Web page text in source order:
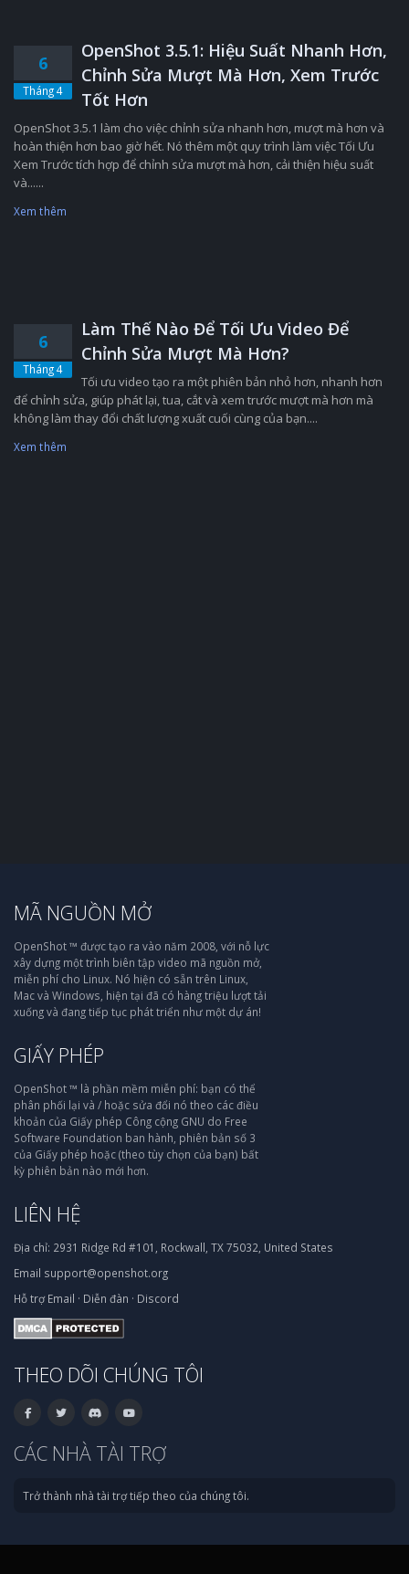
6
Tháng 4
OpenShot 3.5.1: Hiệu Suất Nhanh Hơn,
Chỉnh Sửa Mượt Mà Hơn, Xem Trước
Tốt Hơn
OpenShot 3.5.1 làm cho việc chỉnh sửa nhanh hơn, mượt mà hơn và
hoàn thiện hơn bao giờ hết. Nó thêm một quy trình làm việc Tối Ưu
Xem Trước tích hợp để chỉnh sửa mượt mà hơn, cải thiện hiệu suất
và......
Xem thêm
6
Tháng 4
Làm Thế Nào Để Tối Ưu Video Để
Chỉnh Sửa Mượt Mà Hơn?
Tối ưu video tạo ra một phiên bản nhỏ hơn, nhanh hơn
để chỉnh sửa, giúp phát lại, tua, cắt và xem trước mượt mà hơn mà
không làm thay đổi chất lượng xuất cuối cùng của bạn....
Xem thêm
MÃ NGUỒN MỞ
OpenShot ™ được tạo ra vào năm 2008, với nỗ lực
xây dựng một trình biên tập video mã nguồn mở,
miễn phí cho Linux. Nó hiện có sẵn trên Linux,
Mac và Windows, hiện tại đã có hàng triệu lượt tải
xuống và đang tiếp tục phát triển như một dự án!
GIẤY PHÉP
OpenShot ™ là phần mềm miễn phí: bạn có thể
phân phối lại và / hoặc sửa đổi nó theo các điều
khoản của Giấy phép Công cộng GNU do Free
Software Foundation ban hành, phiên bản số 3
của Giấy phép hoặc (theo tùy chọn của bạn) bất
kỳ phiên bản nào mới hơn.
LIÊN HỆ
Địa chỉ: 2931 Ridge Rd #101, Rockwall, TX 75032, United States
Email support@openshot.org
Hỗ trợ Email · Diễn đàn · Discord
THEO DÕI CHÚNG TÔI
CÁC NHÀ TÀI TRỢ
Trở thành nhà tài trợ tiếp theo của chúng tôi.